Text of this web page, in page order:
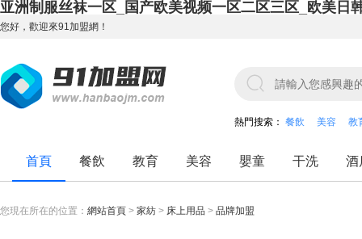
亚洲制服丝袜一区_国产欧美视频一区二区三区_欧美日
您好，歡迎來91加盟網！
熱門搜索： 餐飲 美容 教
首頁 餐飲 教育 美容 嬰童 干洗 酒
您現在所在的位置： 網站首頁 > 家紡 > 床上用品 > 品牌加盟